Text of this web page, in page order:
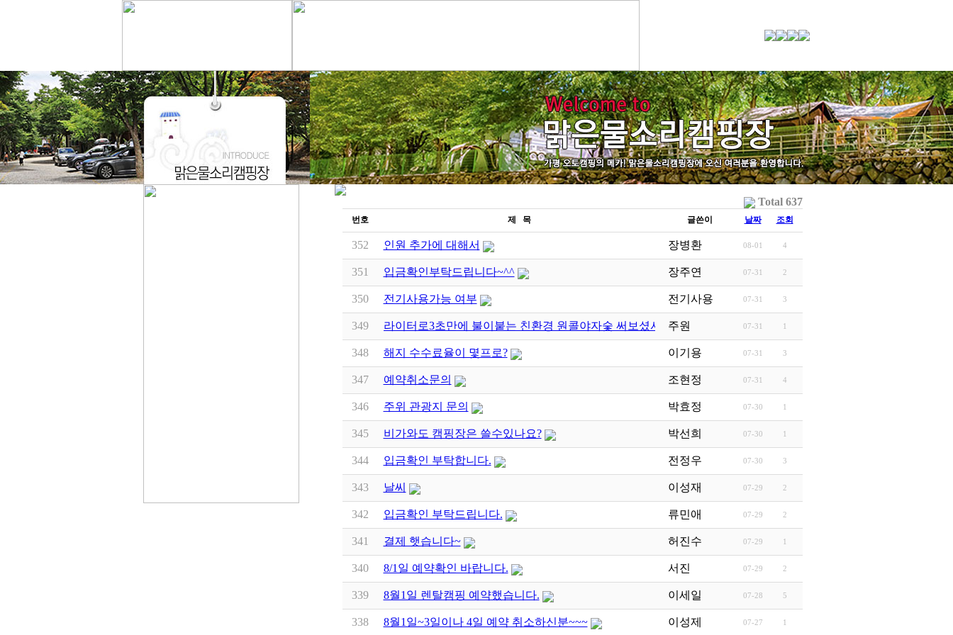
Total 637
번호 제 목 글쓴이 날짜 조회
352 인원 추가에 대해서 장병환 08-01 4
351 입금확인부탁드립니다~^^ 장주연 07-31 2
350 전기사용가능 여부 전기사용 07-31 3
349 라이터로3초만에 불이붙는 친환경 원콜야자숯 써보셨서요?주원 07-31 1
348 해지 수수료율이 몇프로? 이기용 07-31 3
347 예약취소문의 조현정 07-31 4
346 주위 관광지 문의 박효정 07-30 1
345 비가와도 캠핑장은 쓸수있나요? 박선희 07-30 1
344 입금확인 부탁합니다. 전정우 07-30 3
343 날씨 이성재 07-29 2
342 입금확인 부탁드립니다. 류민애 07-29 2
341 결제 햇습니다~ 허진수 07-29 1
340 8/1일 예약확인 바랍니다. 서진 07-29 2
339 8월1일 렌탈캠핑 예약했습니다. 이세일 07-28 5
338 8월1일~3일이나 4일 예약 취소하신분~~~ 이성제 07-27 1